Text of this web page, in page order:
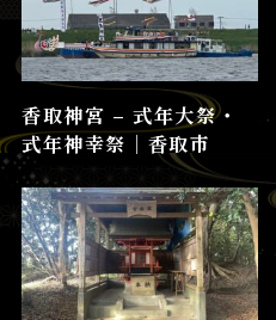
香取神宮 – 式年大祭・
式年神幸祭│香取市